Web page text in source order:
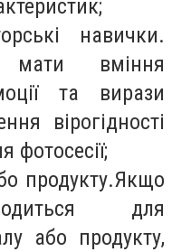
навички.
мати вміння
та вирази
вірогідності
фотосесії;
продукту.Якщо
для
або продукту,